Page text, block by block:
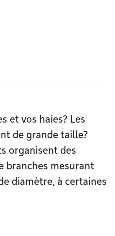
et vos haies? Les
de grande taille?
organisent des
branches mesurant
diamètre, à certaines